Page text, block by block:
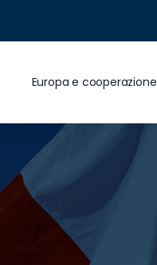
Europa e cooperazione